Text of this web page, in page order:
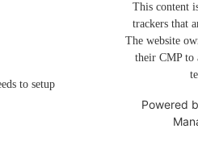
to setup
This content
trackers that
The website
their CMP to
Powered